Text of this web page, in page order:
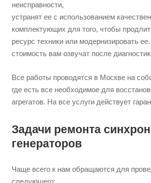
неисправности,
устранят ее с использованием
комплектующих для того, чтобы
ресурс техники или модернизировать
стоимость вам озвучат после
Все работы проводятся в Москве на
где есть все необходимое для
агрегатов. На все услуги действует
Задачи ремонта
генераторов
Чаще всего к нам обращаются для
следующего: